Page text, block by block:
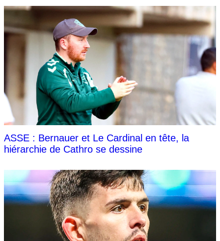
ASSE : Bernauer et Le Cardinal en tête, la
hiérarchie de Cathro se dessine